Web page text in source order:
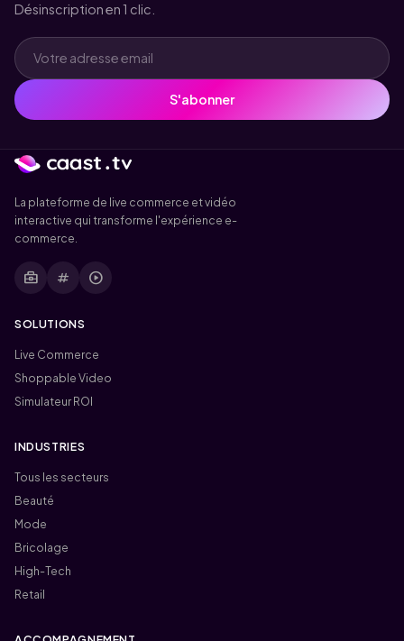
Désinscription en 1 clic.
S'abonner
La plateforme de live commerce et vidéo
interactive qui transforme l'expérience e-
commerce.
business_center tag play_circle
SOLUTIONS
Live Commerce
Shoppable Video
Simulateur ROI
INDUSTRIES
Tous les secteurs
Beauté
Mode
Bricolage
High-Tech
Retail